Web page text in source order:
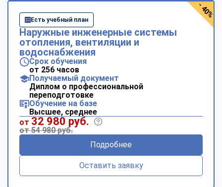
Есть учебный план
Наружные инженерные системы
отопления, вентиляции и
водоснабжения
Срок обучения
от 256 часов
Получаемый документ
Диплом о профессиональной
переподготовке
Обучение на базе
Высшее, среднее
от 32 980 руб.
от 54 980 руб.
Подробнее
Оставить заявку
- 40%